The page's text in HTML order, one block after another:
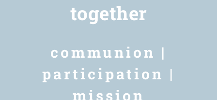
together
communion |
participation |
mission